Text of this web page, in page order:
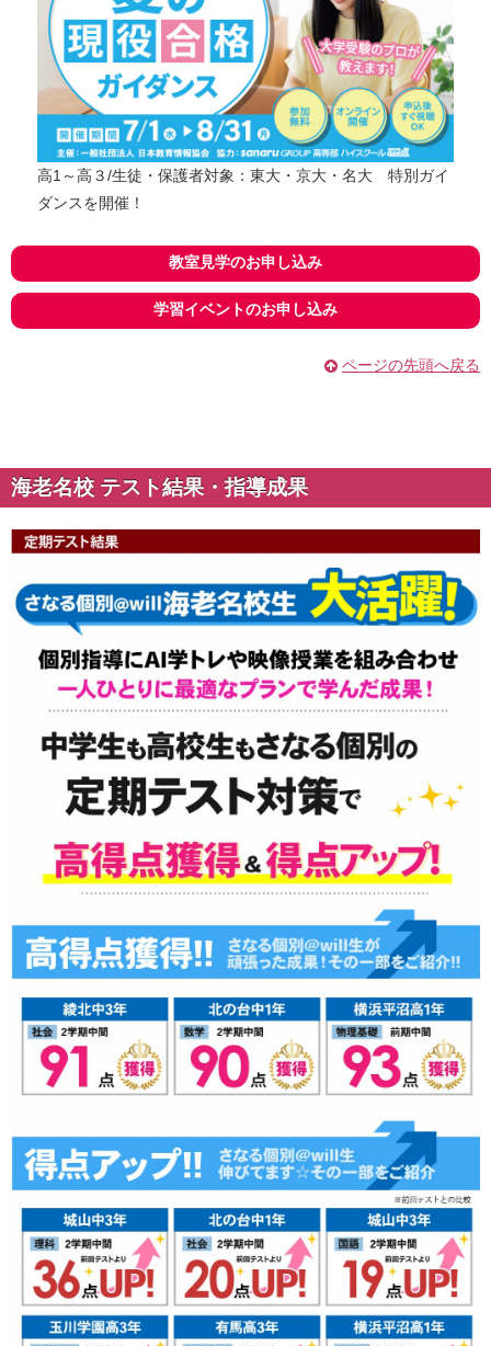
高1～高３/生徒・保護者対象：東大・京大・名大 特別ガイ
ダンスを開催！
教室見学のお申し込み
学習イベントのお申し込み
ページの先頭へ戻る
海老名校 テスト結果・指導成果